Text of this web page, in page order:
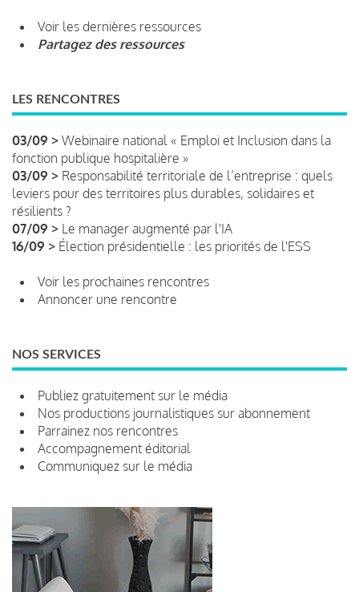
Voir les dernières ressources
Partagez des ressources
LES RENCONTRES
03/09 > Webinaire national « Emploi et Inclusion dans la
fonction publique hospitalière »
03/09 > Responsabilité territoriale de l’entreprise : quels
leviers pour des territoires plus durables, solidaires et
résilients ?
07/09 > Le manager augmenté par l'IA
16/09 > Élection présidentielle : les priorités de l'ESS
Voir les prochaines rencontres
Annoncer une rencontre
NOS SERVICES
Publiez gratuitement sur le média
Nos productions journalistiques sur abonnement
Parrainez nos rencontres
Accompagnement éditorial
Communiquez sur le média